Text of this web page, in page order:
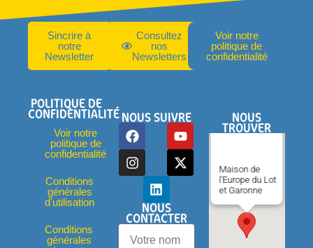
Sincrire à
notre
Newsletter
Consultez
nos
Newsletters
Voir notre
politique de
confidentialité
POLITIQUE DE
CONFIDENTIALITÉ
Voir notre
politique de
confidentialité
Conditions
générales
d'utilisation
Conditions
générales
NOUS SUIVRE
NOUS
CONTACTER
NOUS
TROUVER
Maison de
l'Europe du Lot
et Garonne